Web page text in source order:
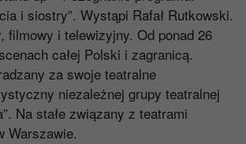
i siostry”. Wystąpi Rafał Rutkowski.
filmowy i telewizyjny. Od ponad 26
całej Polski i zagranicą.
za swoje teatralne
niezależnej grupy teatralnej
Na stałe związany z teatrami
Warszawie.